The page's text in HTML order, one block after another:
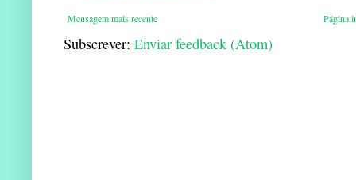
Mensagem mais recente Página
Subscrever: Enviar feedback (Atom)